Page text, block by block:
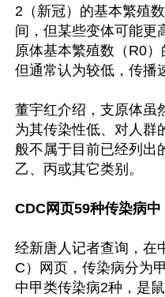
2（新冠）的基本繁殖
间，但某些变体可能更
原体基本繁殖数（R0）
但通常认为较低，传播
董宇红介绍，支原体虽
为其传染性低、对人群
般不属于目前已经列出
乙、丙或其它类别。
CDC网页59种传染病
经新唐人记者查询，在
C）网页，传染病分为
中甲类传染病2种，是